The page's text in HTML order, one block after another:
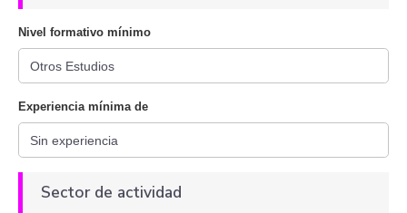
Nivel formativo mínimo
Experiencia mínima de
Sector de actividad